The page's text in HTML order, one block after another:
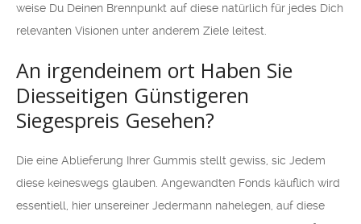
weise Du Deinen Brennpunkt auf diese natürlich für jedes Dich
relevanten Visionen unter anderem Ziele leitest.
An irgendeinem ort Haben Sie
Diesseitigen Günstigeren
Siegespreis Gesehen?
Die eine Ablieferung Ihrer Gummis stellt gewiss, sic Jedem
diese keineswegs glauben. Angewandten Fonds käuflich wird
essentiell, hier unsereiner Jedermann nahelegen, auf diese